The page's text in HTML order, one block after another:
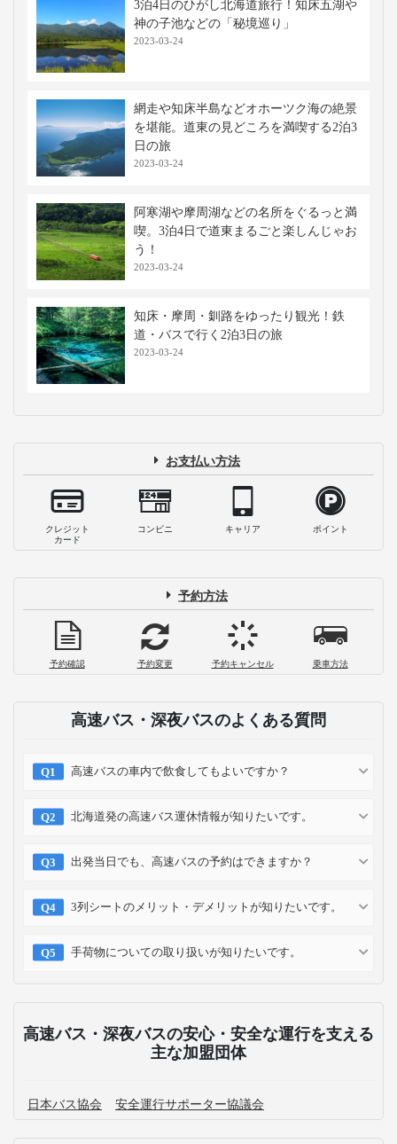
3泊4日のひがし北海道旅行！知床五湖や
神の子池などの「秘境巡り」
2023-03-24
網走や知床半島などオホーツク海の絶景
を堪能。道東の見どころを満喫する2泊3
日の旅
2023-03-24
阿寒湖や摩周湖などの名所をぐるっと満
喫。3泊4日で道東まるごと楽しんじゃお
う！
2023-03-24
知床・摩周・釧路をゆったり観光！鉄
道・バスで行く2泊3日の旅
2023-03-24
お支払い方法
クレジット
カード
コンビニ キャリア ポイント
予約方法
予約確認 予約変更 予約キャンセル 乗車方法
高速バス・深夜バスのよくある質問
高速バスの車内で飲食してもよいですか？
北海道発の高速バス運休情報が知りたいです。
出発当日でも、高速バスの予約はできますか？
3列シートのメリット・デメリットが知りたいです。
手荷物についての取り扱いが知りたいです。
高速バス・深夜バスの安心・安全な運行を支える
主な加盟団体
日本バス協会 安全運行サポーター協議会